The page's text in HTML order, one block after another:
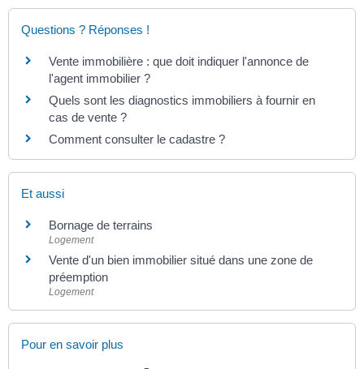
Questions ? Réponses !
Vente immobilière : que doit indiquer l'annonce de
l'agent immobilier ?
Quels sont les diagnostics immobiliers à fournir en
cas de vente ?
Comment consulter le cadastre ?
Et aussi
Bornage de terrains
Logement
Vente d'un bien immobilier situé dans une zone de
préemption
Logement
Pour en savoir plus